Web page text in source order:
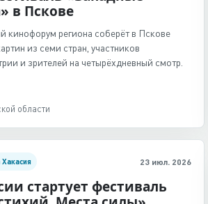
в Пскове
кинофорум региона соберёт в Пскове
из семи стран, участников
и зрителей на четырёхдневный смотр.
области
23 июл. 2026
стартует фестиваль